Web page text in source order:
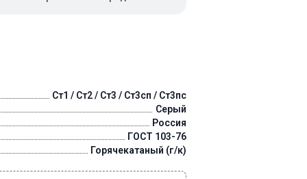
Ст1 / Ст2 / Ст3 / Ст3сп / Ст3пс
Серый
Россия
ГОСТ 103-76
Горячекатаный (г/к)